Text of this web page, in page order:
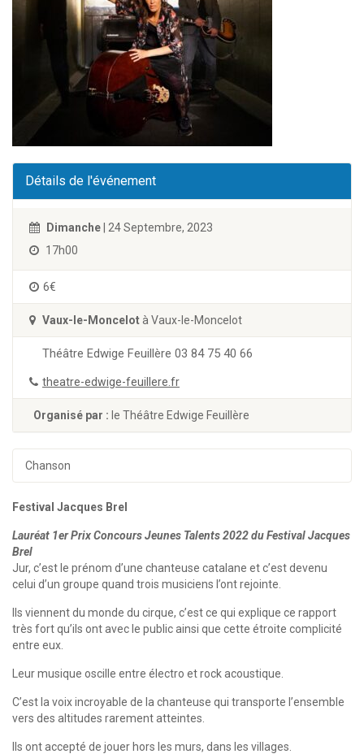
Détails de l'événement
Dimanche | 24 Septembre, 2023
17h00
6€
Vaux-le-Moncelotà Vaux-le-Moncelot
Théâtre Edwige Feuillère 03 84 75 40 66
theatre-edwige-feuillere.fr
Organisé par : le Théâtre Edwige Feuillère
Chanson
Festival Jacques Brel
Lauréat 1er Prix Concours Jeunes Talents 2022 du Festival Jacques
Brel
Jur, c’est le prénom d’une chanteuse catalane et c’est devenu
celui d’un groupe quand trois musiciens l’ont rejointe.
Ils viennent du monde du cirque, c’est ce qui explique ce rapport
très fort qu’ils ont avec le public ainsi que cette étroite complicité
entre eux.
Leur musique oscille entre électro et rock acoustique.
C’est la voix incroyable de la chanteuse qui transporte l’ensemble
vers des altitudes rarement atteintes.
Ils ont accepté de jouer hors les murs, dans les villages.